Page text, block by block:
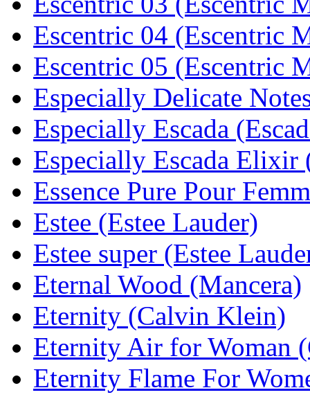
Escentric 04 (Escentric
Escentric 05 (Escentric
Especially Delicate
Especially Escada
Especially Escada Elixir
Essence Pure Pour
Estee (Estee Lauder)
Estee super (Estee
Eternal Wood (Mancera)
Eternity (Calvin Klein)
Eternity Air for Woman
Eternity Flame For